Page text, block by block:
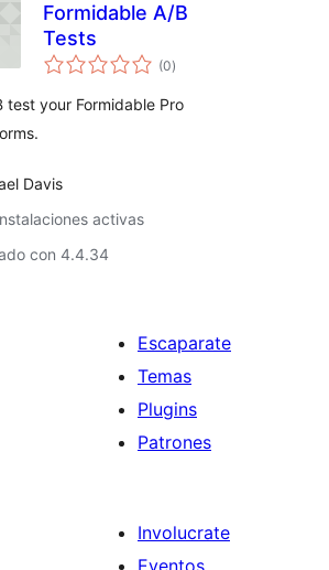
Formidable A/B
Tests
(0total
de
)
test your Formidable Pro
Davis
activas
con 4.4.34
Escaparate
Temas
Plugins
Patrones
Involucrate
Eventos